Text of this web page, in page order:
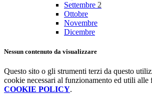
Settembre 2
Ottobre
Novembre
Dicembre
Nessun contenuto da visualizzare
Questo sito o gli strumenti terzi da questo
cookie necessari al funzionamento ed utili
COOKIE POLICY.